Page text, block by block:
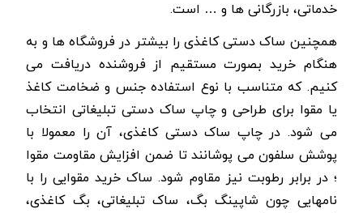
خدماتی، بازرگانی ها و … است.
همچنين ساک دستی كاغذی را بيشتر در فروشگاه ها و به
هنگام خريد بصورت مستقيم از فروشنده دريافت می
كنيم. که متناسب با نوع استفاده جنس و ضخامت کاغذ
یا مقوا برای طراحی و چاپ ساک دستی تبلیغاتی انتخاب
می شود. در چاپ ساک دستی کاغذی، آن را معمولا با
پوشش سلفون می پوشانند تا ضمن افزایش مقاومت مقوا
؛ در برابر رطوبت نیز مقاوم شود. ساک خرید مقوایی را با
نامهایی چون شاپينگ بگ، ساک تبلیغاتی، بگ کاغذی،